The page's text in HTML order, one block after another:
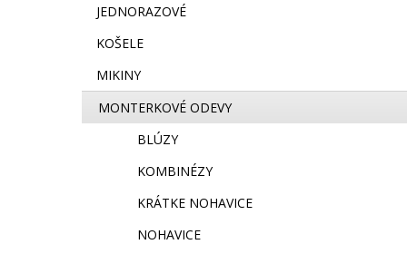
JEDNORAZOVÉ
KOŠELE
MIKINY
MONTERKOVÉ ODEVY
BLÚZY
KOMBINÉZY
KRÁTKE NOHAVICE
NOHAVICE